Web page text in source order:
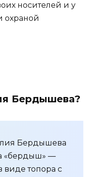
носителей и у
охраной
Бердышева?
Бердышева
«бердыш» —
виде топора с